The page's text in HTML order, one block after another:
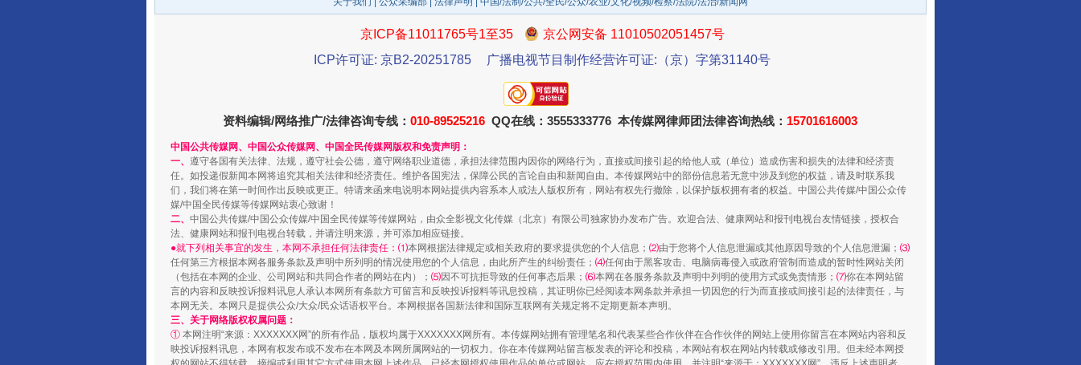
揭开“小金库”的免责幌子 以产业富民促振兴 酒驾未被当场查获能处罚吗
京ICP备11011765号1至35
京公网安备 11010502051457号
ICP许可证: 京B2-20251785
广播电视节目制作经营许可证:（京）字第31140号
资料编辑/网络推广/法律咨询专线： 010-89525216 QQ在线：3555333776 本传媒网律师团法律咨询热线： 15701616003
中国公共传媒网、中国公众传媒网、中国全民传媒网版权和免责声明：
一、 遵守各国有关法律、法规，遵守社会公德，遵守网络职业道德，承担法律范围内因你的网络行为，直接或间接引起的给他人或（单位）造成伤害和损失的法律和经济责
任。如投递假新闻本网将追究其相关法律和经济责任。维护各国宪法，保障公民的言论自由和新闻自由。本传媒网站中的部份信息若无意中涉及到您的权益，请及时联系我
们，我们将在第一时间作出反映或更正。特请来函来电说明本网站提供内容系本人或法人版权所有，网站有权先行撤除，以保护版权拥有者的权益。中国公共传媒/中国公众传
媒/中国全民传媒等传媒网站衷心致谢！
二、 中国公共传媒/中国公众传媒/中国全民传媒等传媒网站，由众全影视文化传媒（北京）有限公司独家协办发布广告。欢迎合法、健康网站和报刊电视台友情链接，授权合
法、健康网站和报刊电视台转载，并请注明来源，并可添加相应链接。
●就下列相关事宜的发生，本网不承担任何法律责任：⑴本网根据法律规定或相关政府的要求提供您的个人信息； ⑵由于您将个人信息泄漏或其他原因导致的个人信息泄漏； ⑶
任何第三方根据本网各服务条款及声明中所列明的情况使用您的个人信息，由此所产生的纠纷责任； ⑷任何由于黑客攻击、电脑病毒侵入或政府管制而造成的暂时性网站关闭
（包括在本网的企业、公司网站和共同合作者的网站在内）； ⑸因不可抗拒导致的任何事态后果； ⑹本网在各服务条款及声明中列明的使用方式或免责情形； ⑺你在本网站留
言的内容和反映投诉报料讯息人承认本网所有条款方可留言和反映投诉报料等讯息投稿，其证明你已经阅读本网条款并承担一切因您的行为而直接或间接引起的法律责任，与
本网无关。本网只是提供公众/大众/民众话语权平台。本网根据各国新法律和国际互联网有关规定将不定期更新本声明。
三、关于网络版权权属问题：
① 本网注明“来源：XXXXXXX网”的所有作品，版权均属于XXXXXXX网所有。本传媒网站拥有管理笔名和代表某些合作伙伴在合作伙伴的网站上使用你留言在本网站内容和反
映投诉报料讯息，本网有权发布或不发布在本网及本网所属网站的一切权力。你在本传媒网站留言板发表的评论和投稿，本网站有权在网站内转载或修改引用。但未经本网授